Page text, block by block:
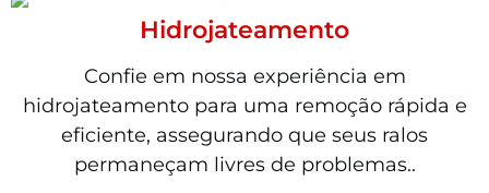
Hidrojateamento
Confie em nossa experiência em
hidrojateamento para uma remoção rápida e
eficiente, assegurando que seus ralos
permaneçam livres de problemas..